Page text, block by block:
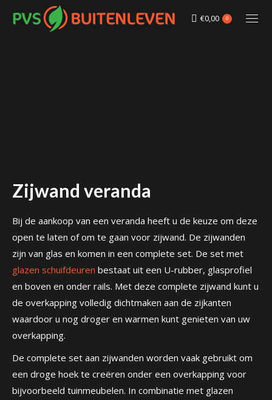
€0,00 0
Zijwand veranda
Bij de aankoop van een veranda heeft u de keuze om deze
open te laten of om te gaan voor zijwand. De zijwanden
zijn van glas en komen in een complete set. De set met
glazen schuifdeuren bestaat uit een U-rubber, glasprofiel
en boven en onder rails. Met deze complete zijwand kunt u
de overkapping volledig dichtmaken aan de zijkanten
waardoor u nog droger en warmen kunt genieten van uw
overkapping.
De complete set aan zijwanden worden vaak gebruikt om
een droge hoek te creëren onder een overkapping voor
bijvoorbeeld tuinmeubelen. In combinatie met glazen